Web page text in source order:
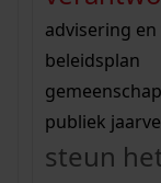
vergunningen
beeld en geluid
uitleg
Wij helpen u
bekijk alle
Wij helpen u
bekijk alle
bekijk ons
advisering
beleidsplan
publiek
steun
Mijn Studiezaal